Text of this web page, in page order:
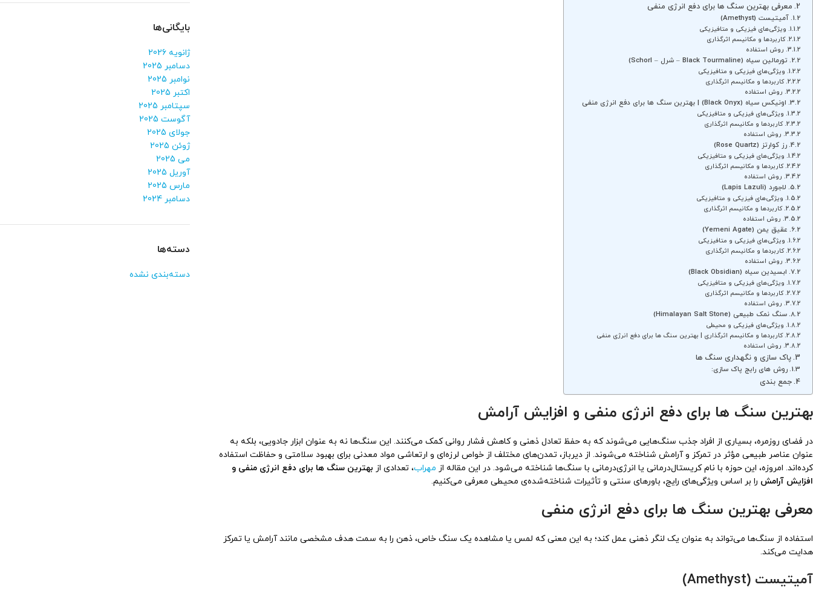
معرفی بهترین سنگ ها برای دفع انرژی منفی
آمیتیست (Amethyst)
ویژگی‌های فیزیکی و متافیزیکی
کاربردها و مکانیسم اثرگذاری
روش استفاده
تورمالین سیاه (Black Tourmaline – شرل – Schorl)
ویژگی‌های فیزیکی و متافیزیکی
کاربردها و مکانیسم اثرگذاری
روش استفاده
اونیکس سیاه (Black Onyx) | بهترین سنگ ها برای دفع انرژی منفی
ویژگی‌های فیزیکی و متافیزیکی
کاربردها و مکانیسم اثرگذاری
روش استفاده
رز کوارتز (Rose Quartz)
ویژگی‌های فیزیکی و متافیزیکی
کاربردها و مکانیسم اثرگذاری
روش استفاده
لاجورد (Lapis Lazuli)
ویژگی‌های فیزیکی و متافیزیکی
کاربردها و مکانیسم اثرگذاری
روش استفاده
عقیق یمن (Yemeni Agate)
ویژگی‌های فیزیکی و متافیزیکی
کاربردها و مکانیسم اثرگذاری
روش استفاده
ابسیدین سیاه (Black Obsidian)
ویژگی‌های فیزیکی و متافیزیکی
کاربردها و مکانیسم اثرگذاری
روش استفاده
سنگ نمک طبیعی (Himalayan Salt Stone)
ویژگی‌های فیزیکی و محیطی
کاربردها و مکانیسم اثرگذاری | بهترین سنگ ها برای دفع انرژی منفی
روش استفاده
پاک سازی و نگهداری سنگ ها
روش های رایج پاک سازی:
جمع بندی
بهترین سنگ ها برای دفع انرژی منفی و افزایش آرامش
در فضای روزمره، بسیاری از افراد جذب سنگ‌هایی می‌شوند که به حفظ تعادل ذهنی و کاهش فشار روانی کمک می‌کنند. این سنگ‌ها نه به عنوان ابزار جادویی، بلکه به
عنوان عناصر طبیعی مؤثر در تمرکز و آرامش شناخته می‌شوند. از دیرباز، تمدن‌های مختلف از خواص لرزه‌ای و ارتعاشی مواد معدنی برای بهبود سلامتی و حفاظت استفاده
کرده‌اند. امروزه، این حوزه با نام کریستال‌درمانی یا انرژی‌درمانی با سنگ‌ها شناخته می‌شود. در این مقاله از مهراب، تعدادی از بهترین سنگ ها برای دفع انرژی منفی و
افزایش آرامش را بر اساس ویژگی‌های رایج، باورهای سنتی و تأثیرات شناخته‌شده‌ی محیطی معرفی می‌کنیم.
معرفی بهترین سنگ ها برای دفع انرژی منفی
استفاده از سنگ‌ها می‌تواند به عنوان یک لنگر ذهنی عمل کند؛ به این معنی که لمس یا مشاهده یک سنگ خاص، ذهن را به سمت هدف مشخصی مانند آرامش یا تمرکز
هدایت می‌کند.
آمیتیست (Amethyst)
بایگانی‌ها
ژانویه 2026
دسامبر 2025
نوامبر 2025
اکتبر 2025
سپتامبر 2025
آگوست 2025
جولای 2025
ژوئن 2025
می 2025
آوریل 2025
مارس 2025
دسامبر 2024
دسته‌ها
دسته‌بندی نشده